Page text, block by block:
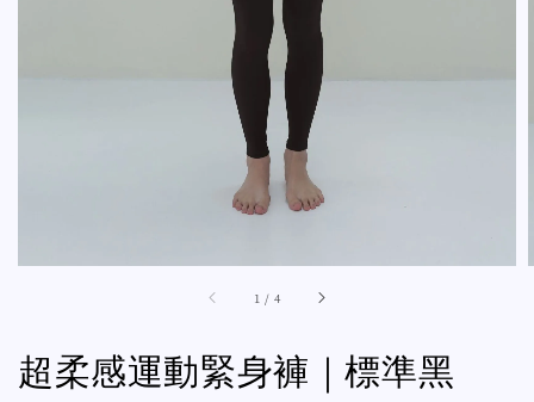
1 / 4
超柔感運動緊身褲｜標準黑